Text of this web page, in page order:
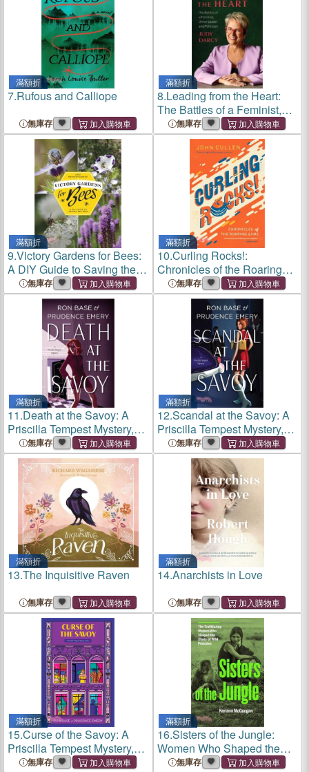
滿額折
7.Rufous and Calliope
無庫存
滿額折
8.Leading from the Heart:
The Battles of a Feminist,
Union Leader and Politician
無庫存
滿額折
9.Victory Gardens for Bees:
A DIY Guide to Saving the
Bees, Revised Edition
無庫存
滿額折
10.Curling Rocks!:
Chronicles of the Roaring
Game無庫存
滿額折
11.Death at the Savoy: A
Priscilla Tempest Mystery,
Book 1
無庫存
滿額折
12.Scandal at the Savoy: A
Priscilla Tempest Mystery,
Book 2
無庫存
滿額折
13.The Inquisitive Raven
無庫存
滿額折
14.Anarchists in Love
無庫存
滿額折
15.Curse of the Savoy: A
Priscilla Tempest Mystery,
Book 4
無庫存
滿額折
16.Sisters of the Jungle:
Women Who Shaped the
Science of Wild Primates
無庫存